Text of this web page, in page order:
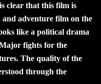
clear that this film is
and adventure film on the
like a political drama
fights for the
The quality of the
through the